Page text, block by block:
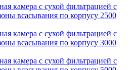
камера с сухой фильтрацией с
всасывания по корпусу 2500
камера с сухой фильтрацией с
всасывания по корпусу 3000
камера с сухой фильтрацией с